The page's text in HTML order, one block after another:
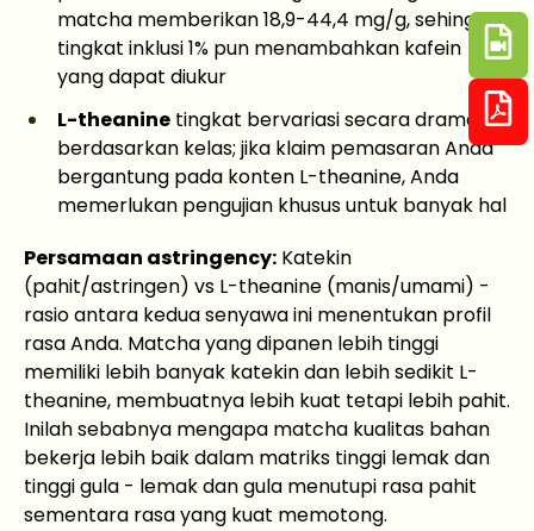
matcha memberikan 18,9-44,4 mg/g, sehingga
tingkat inklusi 1% pun menambahkan kafein
yang dapat diukur
L-theanine tingkat bervariasi secara dramatis
berdasarkan kelas; jika klaim pemasaran Anda
bergantung pada konten L-theanine, Anda
memerlukan pengujian khusus untuk banyak hal
Persamaan astringency: Katekin
(pahit/astringen) vs L-theanine (manis/umami) -
rasio antara kedua senyawa ini menentukan profil
rasa Anda. Matcha yang dipanen lebih tinggi
memiliki lebih banyak katekin dan lebih sedikit L-
theanine, membuatnya lebih kuat tetapi lebih pahit.
Inilah sebabnya mengapa matcha kualitas bahan
bekerja lebih baik dalam matriks tinggi lemak dan
tinggi gula - lemak dan gula menutupi rasa pahit
sementara rasa yang kuat memotong.